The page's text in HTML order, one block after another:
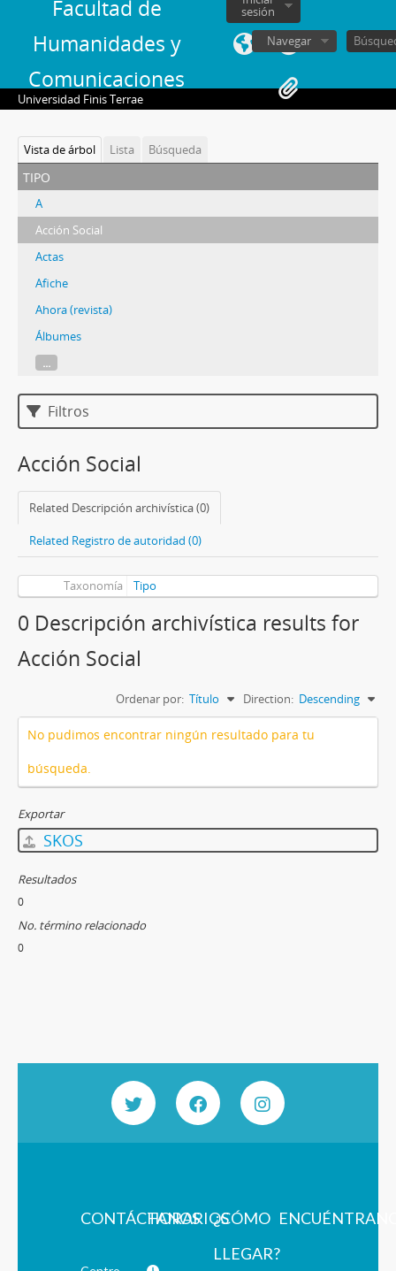
Facultad de
Humanidades y
Comunicaciones
sesión
Navegar
Universidad Finis Terrae
Vista de árbol Lista Búsqueda
tipo
A
Acción Social
Actas
Afiche
Ahora (revista)
Álbumes
...
Filtros
Acción Social
Related Descripción archivística (0)
Related Registro de autoridad (0)
Taxonomía Tipo
0 Descripción archivística results for
Acción Social
Ordenar por: Título Direction: Descending
No pudimos encontrar ningún resultado para tu
búsqueda.
Exportar
SKOS
Resultados
0
No. término relacionado
0
CONTÁCTANOS
HORARIOS¿CÓMO
LLEGAR?